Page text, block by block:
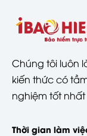
Chúng tôi luôn
kiến thức có
nghiệm tốt nhất
Thời gian làm